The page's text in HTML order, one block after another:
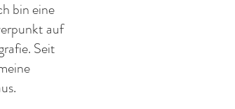
bin eine
auf
Seit